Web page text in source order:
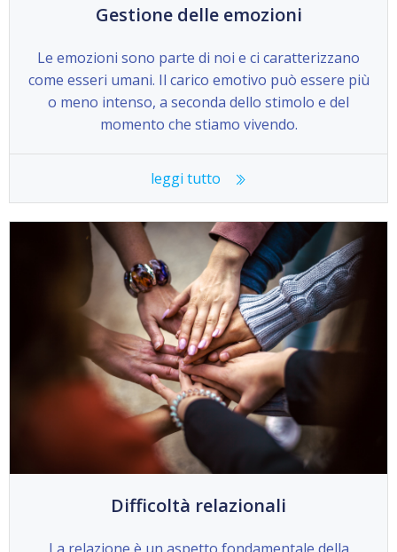
Gestione delle emozioni
Le emozioni sono parte di noi e ci caratterizzano
come esseri umani. Il carico emotivo può essere più
o meno intenso, a seconda dello stimolo e del
momento che stiamo vivendo.
leggi tutto
Difficoltà relazionali